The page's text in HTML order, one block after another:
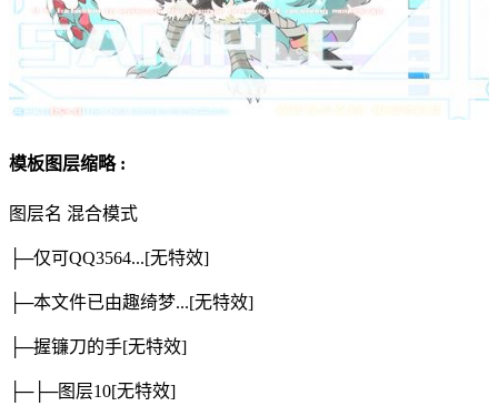
模板图层缩略 :
图层名 混合模式
├─仅可QQ3564...[无特效]
├─本文件已由趣绮梦...[无特效]
├─握镰刀的手[无特效]
├─├─图层10[无特效]